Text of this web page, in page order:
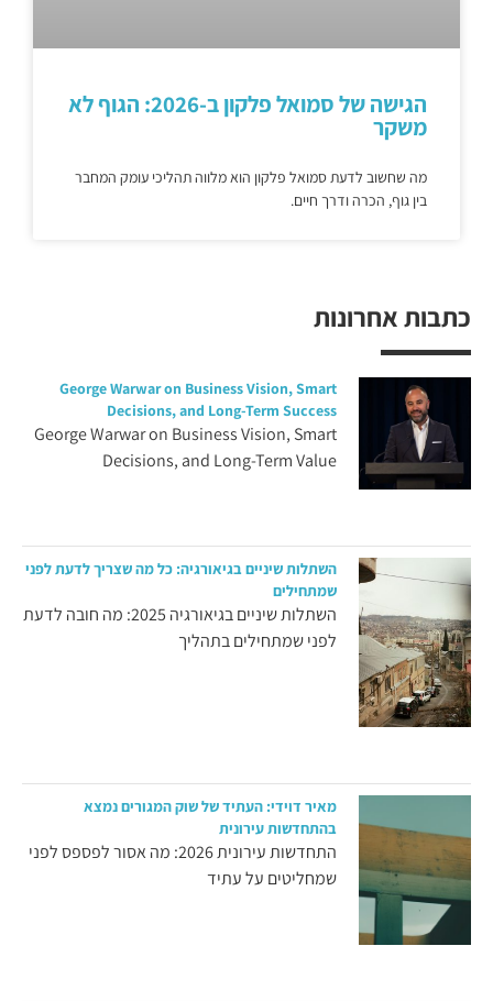
כתבות אחרונות
George Warwar on Business Vision, Smart
Decisions, and Long-Term Success
George Warwar on Business Vision, Smart
Decisions, and Long-Term Value
השתלות שיניים בגיאורגיה: כל מה שצריך לדעת לפני
שמתחילים
השתלות שיניים בגיאורגיה 2025: מה חובה לדעת
לפני שמתחילים בתהליך
מאיר דוידי: העתיד של שוק המגורים נמצא
בהתחדשות עירונית
התחדשות עירונית 2026: מה אסור לפספס לפני
שמחליטים על עתיד
הגישה של סמואל פלקון ב-2026: הגוף לא
משקר
מה שחשוב לדעת סמואל פלקון הוא מלווה תהליכי עומק המחבר
בין גוף, הכרה ודרך חיים.